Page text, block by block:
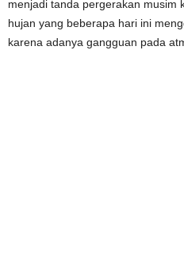
menjadi tanda pergerakan musim
hujan yang beberapa hari ini
karena adanya gangguan pada